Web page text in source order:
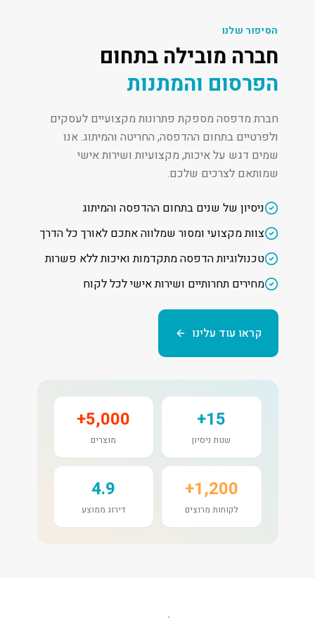
הסיפור שלנו
חברה מובילה בתחום
הפרסום והמתנות
חברת מדפסה מספקת פתרונות מקצועיים לעסקים
ולפרטיים בתחום ההדפסה, החריטה והמיתוג. אנו
שמים דגש על איכות, מקצועיות ושירות אישי
שמותאם לצרכים שלכם.
ניסיון של שנים בתחום ההדפסה והמיתוג
צוות מקצועי ומסור שמלווה אתכם לאורך כל הדרך
טכנולוגיות הדפסה מתקדמות ואיכות ללא פשרות
מחירים תחרותיים ושירות אישי לכל לקוח
קראו עוד עלינו
15+
שנות ניסיון
5,000+
מוצרים
1,200+
לקוחות מרוצים
4.9
דירוג ממוצע